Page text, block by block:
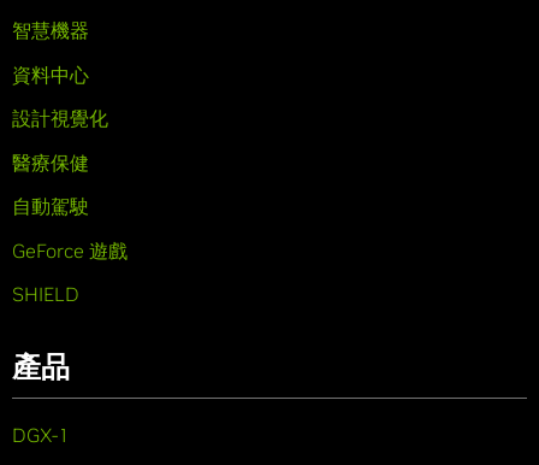
智慧機器
資料中心
設計視覺化
醫療保健
自動駕駛
GeForce 遊戲
SHIELD
產品
DGX-1